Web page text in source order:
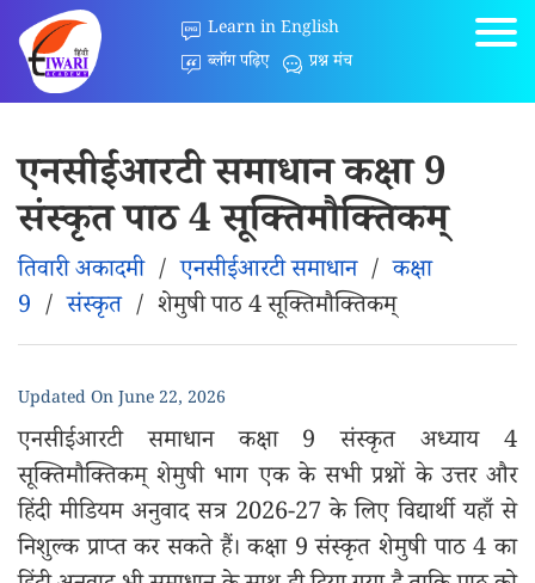
Learn in English
ब्लॉग पढ़िए
प्रश्न मंच
एनसीईआरटी समाधान कक्षा 9
संस्कृत पाठ 4 सूक्तिमौक्तिकम्‌
तिवारी अकादमी/एनसीईआरटी समाधान/कक्षा
9 /संस्कृत/ शेमुषी पाठ 4 सूक्तिमौक्तिकम्‌
Updated OnJune 22, 2026
एनसीईआरटी समाधान कक्षा 9 संस्कृत अध्याय 4
सूक्तिमौक्तिकम्‌ शेमुषी भाग एक के सभी प्रश्नों के उत्तर और
हिंदी मीडियम अनुवाद सत्र 2026-27 के लिए विद्यार्थी यहाँ से
निशुल्क प्राप्त कर सकते हैं। कक्षा 9 संस्कृत शेमुषी पाठ 4 का